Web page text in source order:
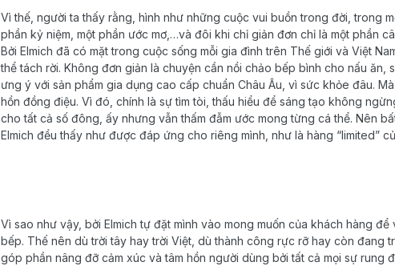
Vì thế, người tathấy rằng, hình như những cuộc vui buồn trong đời, trong
phần kỷ niệm, một phần ước mơ,…và đôi khi chỉ giản đơn chỉ là một phần
Bởi Elmich đã có mặttrong cuộc sống mỗi gia đình trên Thế giới và Việt
thể tách rời. Không đơn giản là chuyện cần nồi chảo bếp bình cho nấu ăn,
ưng ý với sản phẩm gia dụng cao cấp chuẩn Châu Âu, vì sức khỏe đâu. Mà
hồn đồng điệu. Vì đó, chính là sự tìm tòi,thấu hiểu để sáng tạo không
chotất cả số đông, ấy nhưng vẫn thấm đẫm ước mongtừng cá thể. Nên
Elmich đều thấy như được đáp ứng cho riêng mình, như là hàng “limited”
Vì sao như vậy, bởi Elmich tự đặt mình vào mong muốn của khách hàng để
bếp. Thế nên dù trời tây haytrời Việt, dù thành công rực rỡ hay còn đang
góp phần nâng đỡ cảm xúc và tâm hồn người dùng bởi tất cả mọi sự rung